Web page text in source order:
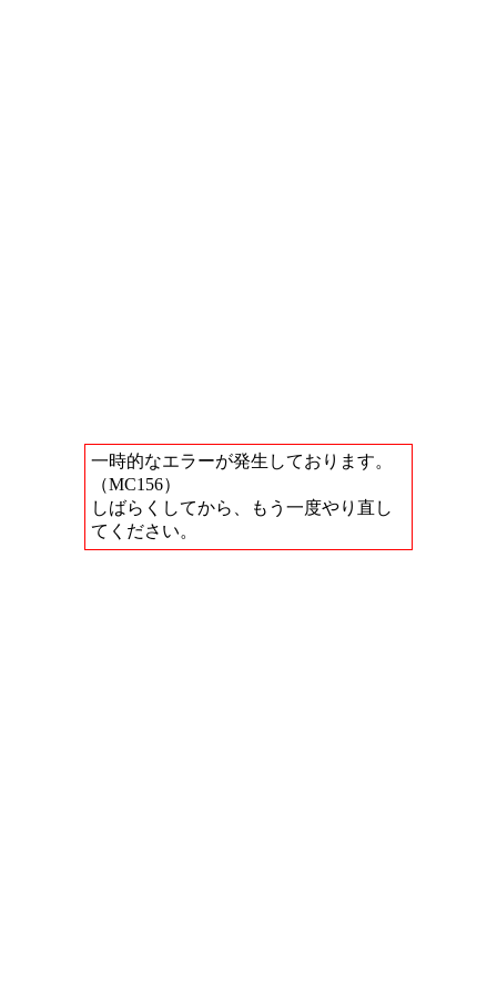
一時的なエラーが発生しております。
（MC156）
しばらくしてから、もう一度やり直し
てください。